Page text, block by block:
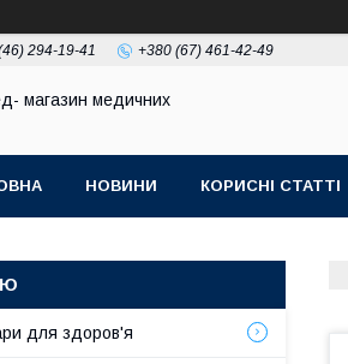
294-19-41 +380 (67) 461-42-49
магазин медичних
НОВИНИ КОРИСНІ СТАТТІ
для здоров'я